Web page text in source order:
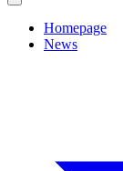
Homepage
News